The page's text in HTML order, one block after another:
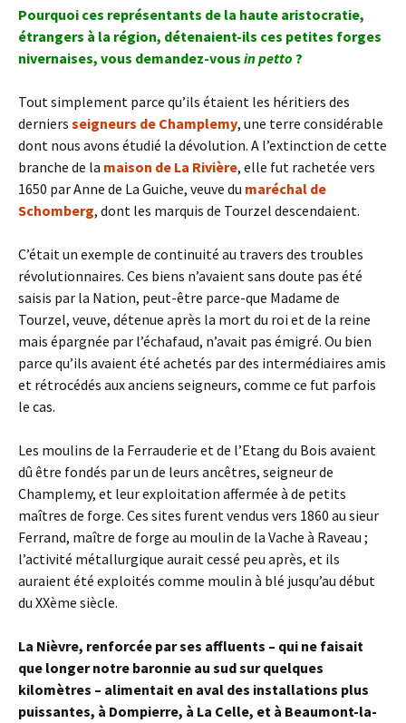
Pourquoi ces représentants de la haute aristocratie,
étrangers à la région, détenaient-ils ces petites forges
nivernaises, vous demandez-vous in petto ?
Tout simplement parce qu’ils étaient les héritiers des
derniers seigneurs de Champlemy, une terre considérable
dont nous avons étudié la dévolution. A l’extinction de cette
branche de la maison de La Rivière, elle fut rachetée vers
1650 par Anne de La Guiche, veuve du maréchal de
Schomberg, dont les marquis de Tourzel descendaient.
C’était un exemple de continuité au travers des troubles
révolutionnaires. Ces biens n’avaient sans doute pas été
saisis par la Nation, peut-être parce-que Madame de
Tourzel, veuve, détenue après la mort du roi et de la reine
mais épargnée par l’échafaud, n’avait pas émigré. Ou bien
parce qu’ils avaient été achetés par des intermédiaires amis
et rétrocédés aux anciens seigneurs, comme ce fut parfois
le cas.
Les moulins de la Ferrauderie et de l’Etang du Bois avaient
dû être fondés par un de leurs ancêtres, seigneur de
Champlemy, et leur exploitation affermée à de petits
maîtres de forge. Ces sites furent vendus vers 1860 au sieur
Ferrand, maître de forge au moulin de la Vache à Raveau ;
l’activité métallurgique aurait cessé peu après, et ils
auraient été exploités comme moulin à blé jusqu’au début
du XXème siècle.
La Nièvre, renforcée par ses affluents – qui ne faisait
que longer notre baronnie au sud sur quelques
kilomètres – alimentait en aval des installations plus
puissantes, à Dompierre, à La Celle, et à Beaumont-la-